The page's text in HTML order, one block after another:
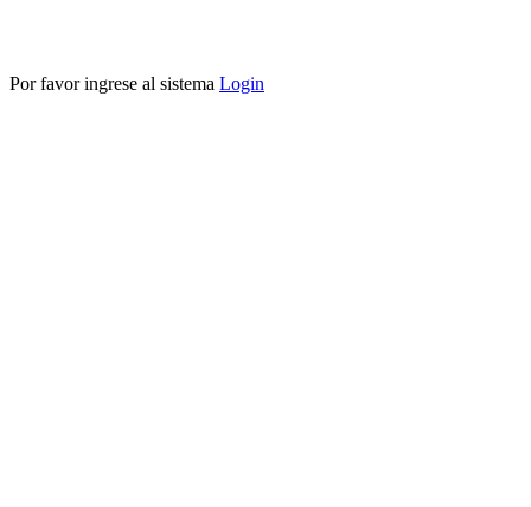
Por favor ingrese al sistema Login